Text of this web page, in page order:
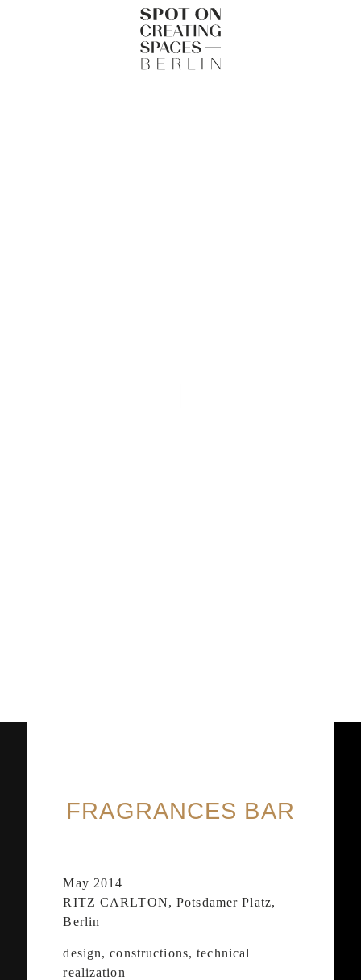
FRAGRANCES BAR
May 2014
RITZ CARLTON, Potsdamer Platz,
Berlin
design, constructions, technical
realization